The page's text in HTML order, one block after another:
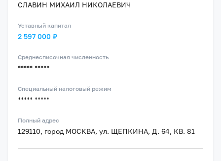
СЛАВИН МИХАИЛ НИКОЛАЕВИЧ
Уставный капитал
2 597 000 ₽
Среднесписочная численность
***** *****
Специальный налоговый режим
***** *****
Полный адрес
129110, город МОСКВА, ул. ЩЕПКИНА, Д. 64, КВ. 81